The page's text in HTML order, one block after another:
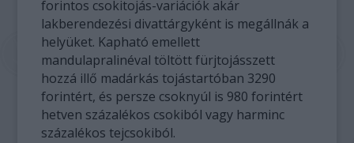
forintos csokitojás-variációk akár
lakberendezési divattárgyként is megállnák a
helyüket. Kapható emellett
mandulapralinéval töltött fürjtojásszett
hozzá illő madárkás tojástartóban 3290
forintért, és persze csoknyúl is 980 forintért
hetven százalékos csokiból vagy harminc
százalékos tejcsokiból.